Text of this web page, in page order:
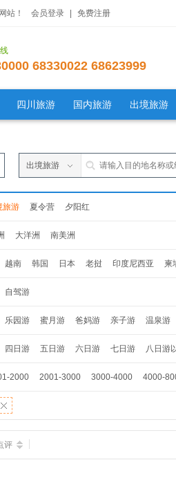
站！ 会员登录 免费注册
68330022 68623999
四川旅游 国内旅游 出境旅游
出境旅游
旅游 夏令营 夕阳红
大洋洲 南美洲
越南 韩国 日本 老挝 印度尼西亚 柬
自驾游
乐园游 蜜月游 爸妈游 亲子游 温泉游
四日游 五日游 六日游 七日游 八日游
2000 2001-3000 3000-4000 4000-
评